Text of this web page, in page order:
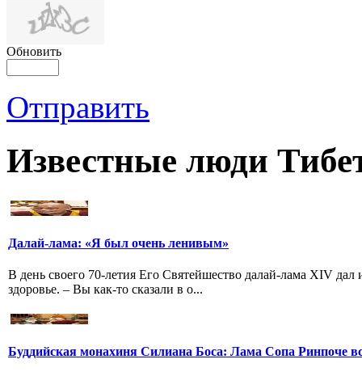
Обновить
Отправить
Известные люди
Далай-лама: «Я был очень ленивым»
В день своего 70-летия Его Святейшество далай-лама XIV
здоровье. – Вы как-то сказали в о...
Буддийская монахиня Силиана Боса: Лама Сопа Ринпоче